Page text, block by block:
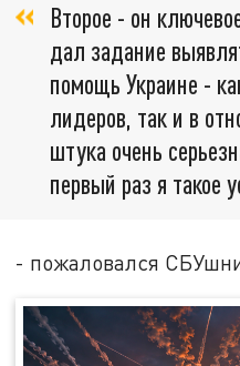
Второе - он
дал задание
помощь Украине -
лидеров, так и в
штука очень
первый раз я такое
- пожаловался